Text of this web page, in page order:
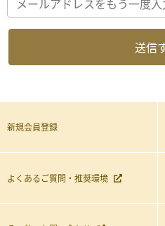
送信
新規会員登録
よくあるご質問・推奨環境